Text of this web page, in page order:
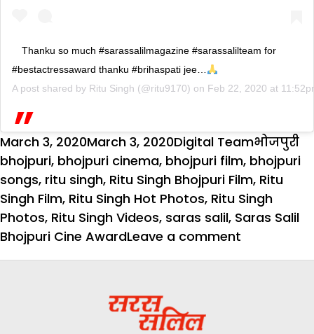
Thanku so much #sarassalilmagazine #sarassalilteam for
#bestactressaward thanku #brihaspati jee…
A post shared by Ritu Singh (@ritu9170) on Feb 22, 2020 at
Posted
on
March 3, 2020March 3, 2020Author
Digital Teamभोजपुरी
bhojpuri, bhojpuri cinema, bhojpuri film, bhojpuri
songs, ritu singh, Ritu Singh Bhojpuri Film, Ritu
Singh Film, Ritu Singh Hot Photos, Ritu Singh
Photos, Ritu Singh Videos, saras salil, Saras Salil
Bhojpuri Cine AwardLeave a comment